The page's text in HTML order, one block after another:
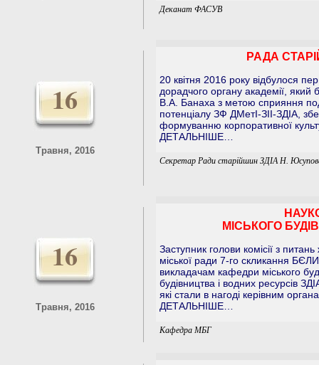
Деканат ФАСУВ
16
Травня, 2016
РАДА
20 квітня 2016 року відбулося
дорадчого органу академії, який
В.А. Банаха з метою сприяння
потенціалу ЗФ ДМетІ-ЗІІ-ЗДІА,
формуванню корпоративної
ДЕТАЛЬНІШЕ…
Секретар Ради старійшин ЗДІА Н.
16
Травня, 2016
МІСЬКОГО
Заступник голови комісії з
міської ради 7-го скликання
викладачам кафедри міського
будівництва і водних ресурсів
які стали в нагоді керівним
ДЕТАЛЬНІШЕ…
Кафедра МБГ